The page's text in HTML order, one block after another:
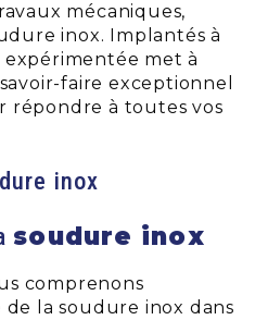
mécaniques,
inox. Implantés à
met à
faire exceptionnel
répondre à toutes vos
inox
soudure inox
comprenons
la soudure inox dans